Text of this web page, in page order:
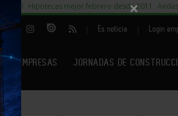
Hipotecas mejor febrero desde 2011
Es noticia Login
EMPRESAS JORNADAS DE
×